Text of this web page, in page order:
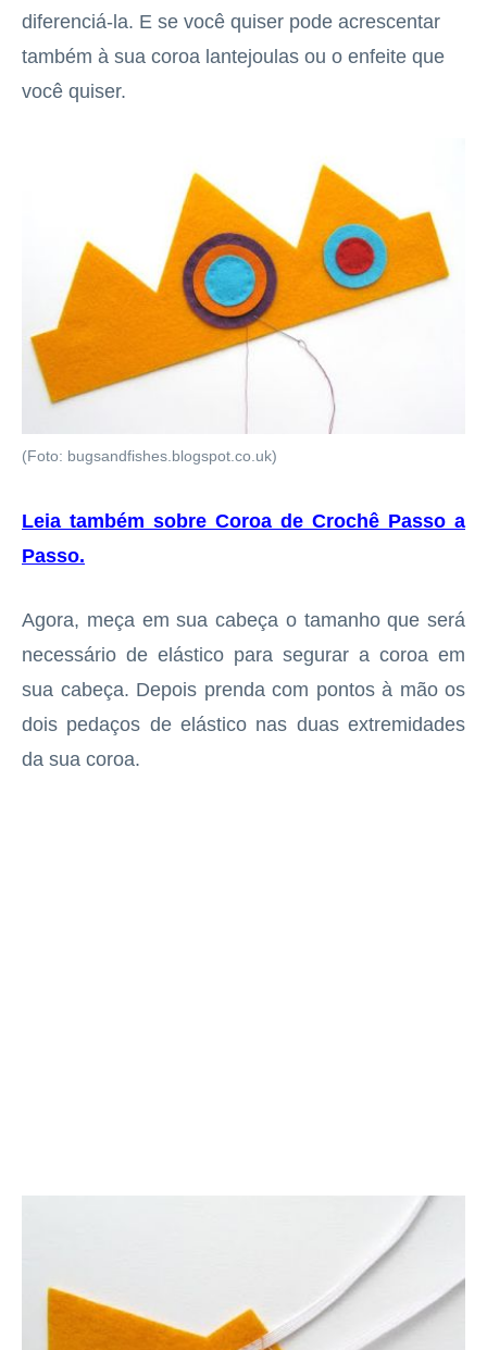
diferenciá-la. E se você quiser pode acrescentar
também à sua coroa lantejoulas ou o enfeite que
você quiser.
(Foto: bugsandfishes.blogspot.co.uk)
Leia também sobre Coroa de Crochê Passo a
Passo.
Agora, meça em sua cabeça o tamanho que será
necessário de elástico para segurar a coroa em
sua cabeça. Depois prenda com pontos à mão os
dois pedaços de elástico nas duas extremidades
da sua coroa.